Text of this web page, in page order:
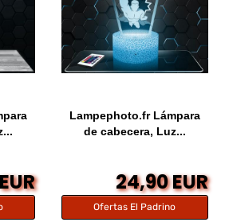
Lampephoto.fr Lámpara
de cabecera, Luz...
24,90 EUR
Ofertas El Padrino